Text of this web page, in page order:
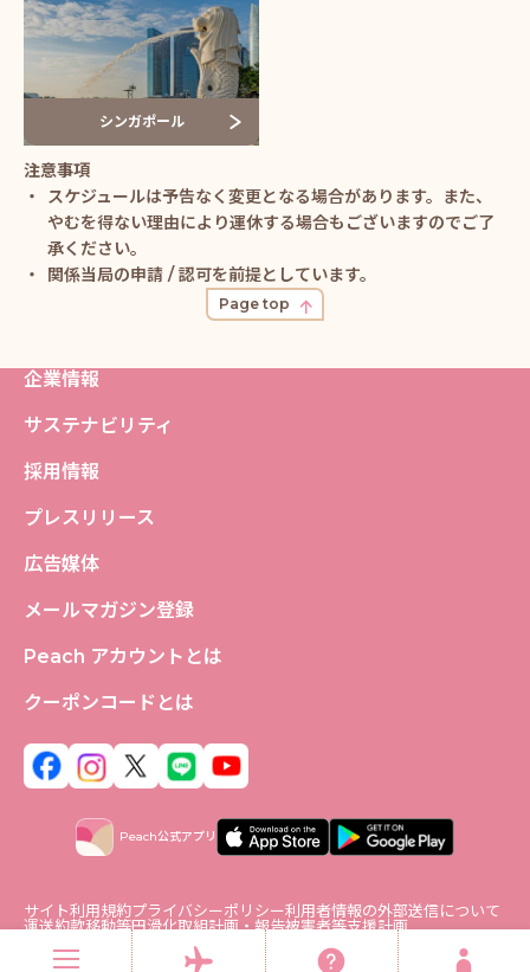
シンガポール
スケジュールは予告なく変更となる場合があります。また、
やむを得ない理由により運休する場合もございますのでご了
承ください。
関係当局の申請 / 認可を前提としています。
Page top
企業情報
サステナビリティ
採用情報
プレスリリース
広告媒体
メールマガジン登録
Peach アカウントとは
クーポンコードとは
Peach公式アプリ
サイト利用規約プライバシーポリシー利用者情報の外部送信について
運送約款移動等円滑化取組計画・報告被害者等支援計画
ソーシャルメディアポリシー